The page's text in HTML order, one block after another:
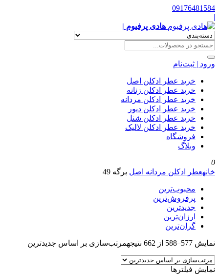
09176481584
|
هادی پرفیوم |
ورود | ثبت‌نام
خرید عطر ادکلن اصل
خرید عطر ادکلن زنانه
خرید عطر ادکلن مردانه
خرید عطر ادکلن دیور
خرید عطر ادکلن شنل
خرید عطر ادکلن لالیک
فروشگاه
وبلاگ
0
خانهعطر ادکلن مردانه اصل برگه 49
محبوب‌ترین
پرفروش‌ترین
جدیدترین
ارزان‌ترین
گران‌ترین
نمایش 577–588 از 662 نتیجه مرتب‌سازی بر اساس جدیدترین
نمایش فیلترها